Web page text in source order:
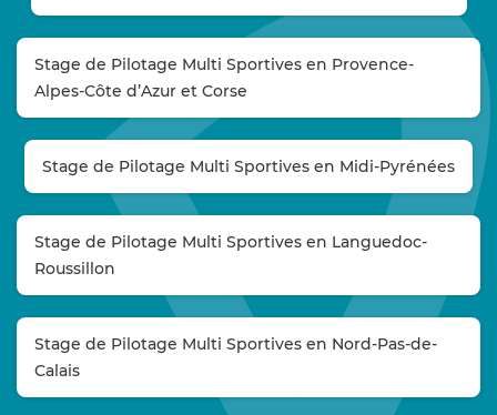
Stage de Pilotage Multi Sportives en Provence-
Alpes-Côte d’Azur et Corse
Stage de Pilotage Multi Sportives en Midi-Pyrénées
Stage de Pilotage Multi Sportives en Languedoc-
Roussillon
Stage de Pilotage Multi Sportives en Nord-Pas-de-
Calais